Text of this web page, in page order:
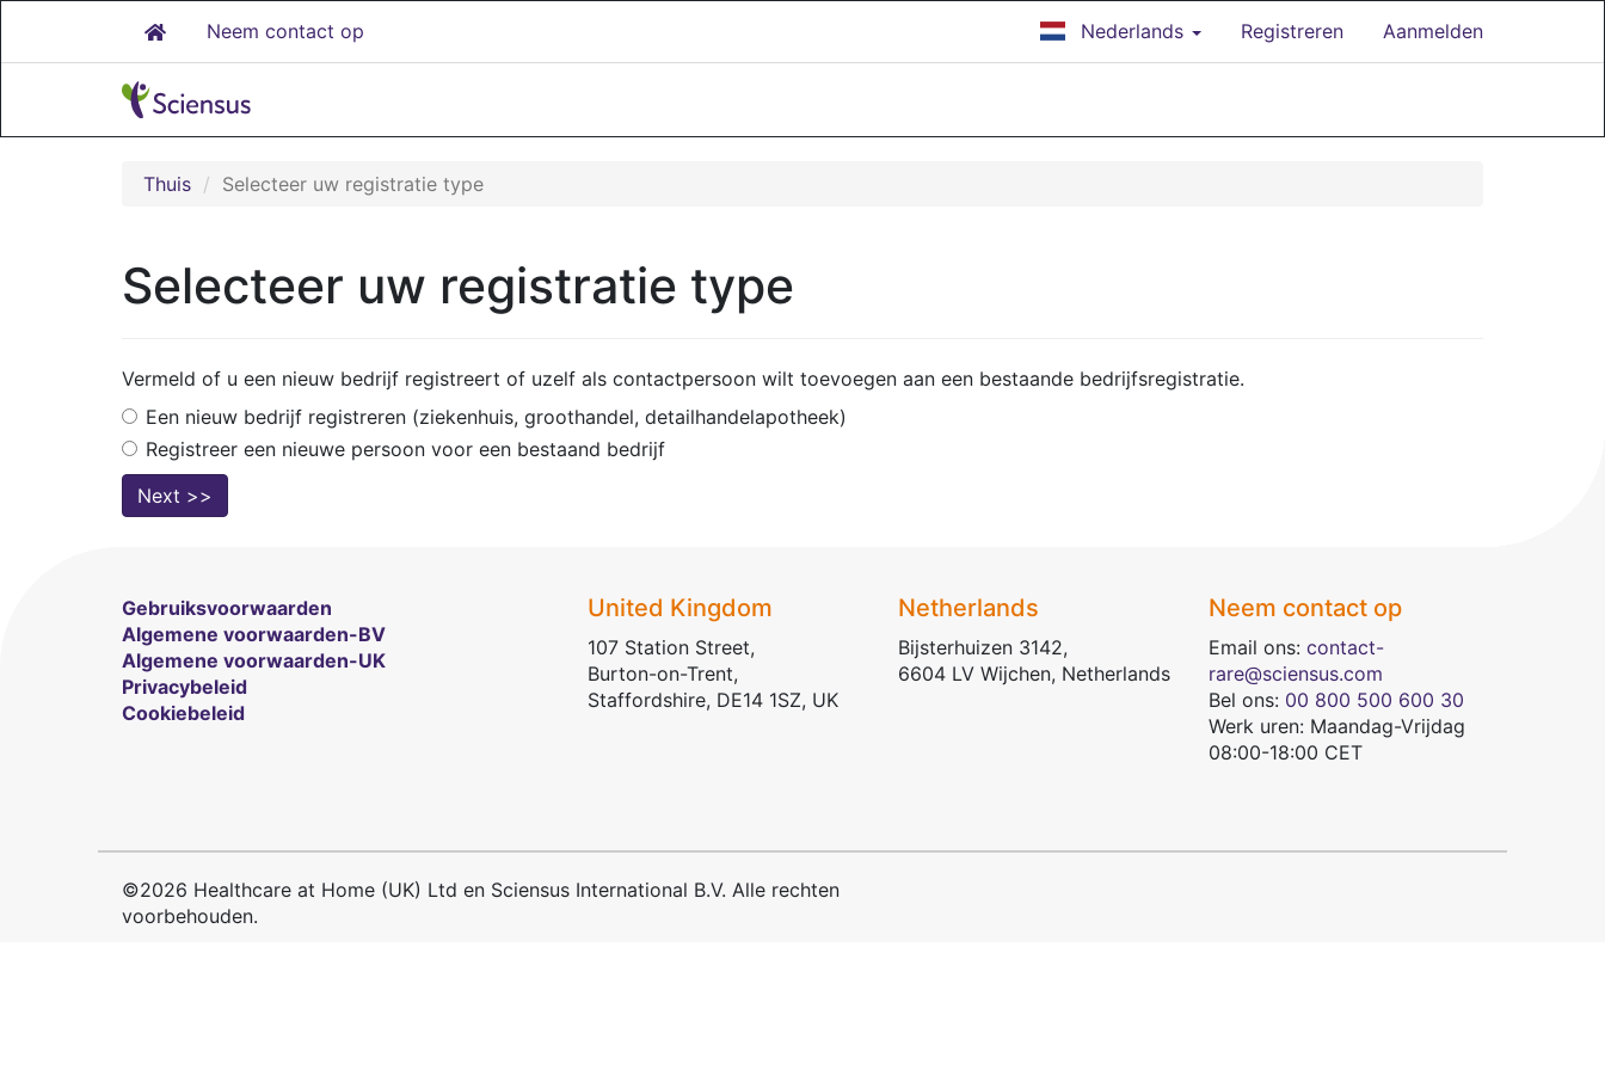
Neem contact op Nederlands Registreren Aanmelden
Thuis Selecteer uw registratie type
Selecteer uw registratie type
Vermeld of u een nieuw bedrijf registreert of uzelf als contactpersoon wilt toevoegen aan een bestaande bedrijfsregistratie.
Een nieuw bedrijf registreren (ziekenhuis, groothandel, detailhandelapotheek)
Registreer een nieuwe persoon voor een bestaand bedrijf
Next >>
Gebruiksvoorwaarden
Algemene voorwaarden-BV
Algemene voorwaarden-UK
Privacybeleid
Cookiebeleid
United Kingdom
107 Station Street,
Burton-on-Trent,
Staffordshire, DE14 1SZ, UK
Netherlands
Bijsterhuizen 3142,
6604 LV Wijchen, Netherlands
Neem contact op
Email ons: contact-
rare@sciensus.com
Bel ons: 00 800 500 600 30
Werk uren: Maandag-Vrijdag
08:00-18:00 CET
©2026 Healthcare at Home (UK) Ltd en Sciensus International B.V. Alle rechten
voorbehouden.